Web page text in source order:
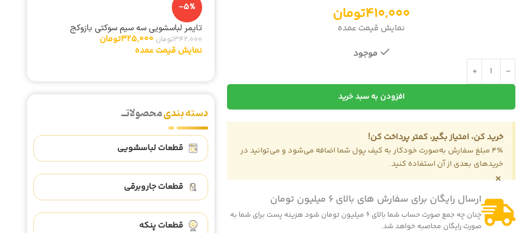
410,000تومان
نمایش قیمت عمده
موجود
افزودن به سبد خرید
خرید کن، امتیاز بگیر، کمتر پرداخت کن!
4٪ مبلغ سفارش به‌صورت خودکار به کیف پول شما اضافه می‌شود و می‌توانید در
خریدهای بعدی از آن استفاده کنید.
×
ارسال رایگان برای سفارش های بالای 6 میلیون تومان
چنان چه جمع صورت حساب شما بالای 6 میلیون تومان شود هزینه پست برای شما به
صورت رایگان محاصبه خواهد شد.
-5%
تایمر لباسشویی سه سیم سوکتی بازوکج
342,000تومان 325,000تومان
نمایش قیمت عمده
دسته بندیمحصولاتــ
قطعات لباسشویی
قطعات جاروبرقی
قطعات پنکه